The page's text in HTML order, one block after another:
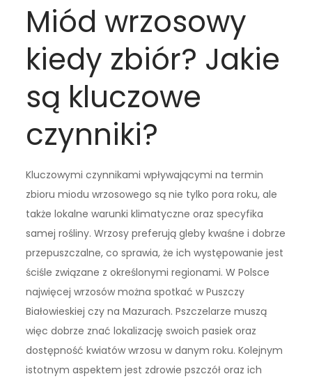
Miód wrzosowy
kiedy zbiór? Jakie
są kluczowe
czynniki?
Kluczowymi czynnikami wpływającymi na termin
zbioru miodu wrzosowego są nie tylko pora roku, ale
także lokalne warunki klimatyczne oraz specyfika
samej rośliny. Wrzosy preferują gleby kwaśne i dobrze
przepuszczalne, co sprawia, że ich występowanie jest
ściśle związane z określonymi regionami. W Polsce
najwięcej wrzosów można spotkać w Puszczy
Białowieskiej czy na Mazurach. Pszczelarze muszą
więc dobrze znać lokalizację swoich pasiek oraz
dostępność kwiatów wrzosu w danym roku. Kolejnym
istotnym aspektem jest zdrowie pszczół oraz ich